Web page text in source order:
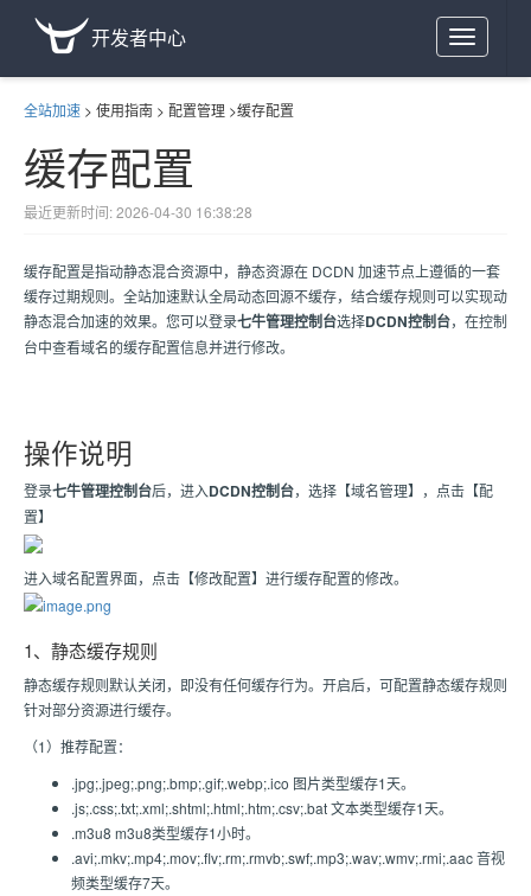
Toggle
navigation
开发者中心
全站加速 > 使用指南 > 配置管理 >缓存配置
缓存配置
最近更新时间: 2026-04-30 16:38:28
缓存配置是指动静态混合资源中，静态资源在 DCDN 加速节点上遵循的一套
缓存过期规则。全站加速默认全局动态回源不缓存，结合缓存规则可以实现动
静态混合加速的效果。您可以登录七牛管理控制台选择DCDN控制台，在控制
台中查看域名的缓存配置信息并进行修改。
操作说明
登录七牛管理控制台后，进入DCDN控制台，选择【域名管理】，点击【配
置】
进入域名配置界面，点击【修改配置】进行缓存配置的修改。
1、静态缓存规则
静态缓存规则默认关闭，即没有任何缓存行为。开启后，可配置静态缓存规则
针对部分资源进行缓存。
（1）推荐配置：
.jpg;.jpeg;.png;.bmp;.gif;.webp;.ico 图片类型缓存1天。
.js;.css;.txt;.xml;.shtml;.html;.htm;.csv;.bat 文本类型缓存1天。
.m3u8 m3u8类型缓存1小时。
.avi;.mkv;.mp4;.mov;.flv;.rm;.rmvb;.swf;.mp3;.wav;.wmv;.rmi;.aac 音视
频类型缓存7天。